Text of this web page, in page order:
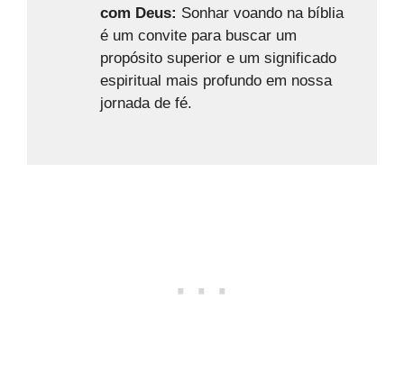
com Deus: Sonhar voando na bíblia
é um convite para buscar um
propósito superior e um significado
espiritual mais profundo em nossa
jornada de fé.